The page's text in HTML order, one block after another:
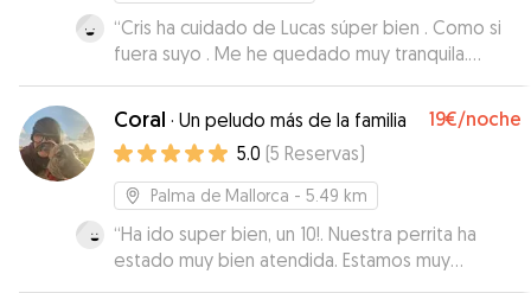
“Cris ha cuidado de Lucas súper bien . Como si
fuera suyo . Me he quedado muy tranquila.
Gracias !!!”
Coral · Un peludo más de la familia 19€/noche
5.0 (5 Reservas)
Palma de Mallorca - 5.49 km
“Ha ido super bien, un 10!. Nuestra perrita ha
estado muy bien atendida. Estamos muy
contentos y repetiremos jeje”